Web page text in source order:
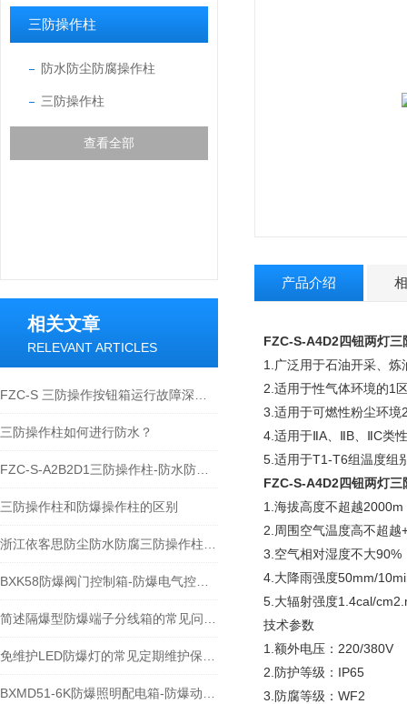
三防操作柱
防水防尘防腐操作柱
三防操作柱
查看全部
相关文章
RELEVANT ARTICLES
三防操作柱如何进行防水？
三防操作柱和防爆操作柱的区别
产品介绍
FZC-S-A4D2四钮两灯三
1.广泛用于石油开采、
2.适用于性气体环境的1
3.适用于可燃性粉尘环境
4.适用于ⅡA、ⅡB、ⅡC类
5.适用于T1-T6组温度组
FZC-S-A4D2四钮两灯三
1.海拔高度不超越2000m
2.周围空气温度高不超
3.空气相对湿度不大
4.大降雨强度50mm/
5.大辐射强度1.4cal/
技术参数
1.额外电压：220/380V
2.防护等级：IP65
3.防腐等级：WF2